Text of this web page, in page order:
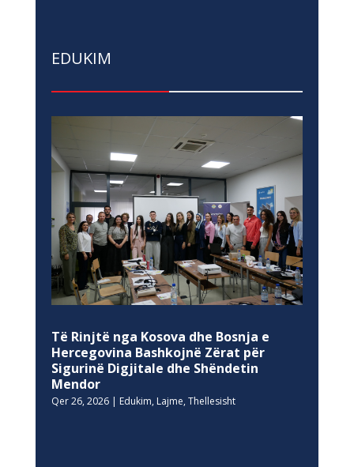
EDUKIM
Të Rinjtë nga Kosova dhe Bosnja e
Hercegovina Bashkojnë Zërat për
Sigurinë Digjitale dhe Shëndetin
Mendor
Qer 26, 2026| Edukim, Lajme, Thellesisht